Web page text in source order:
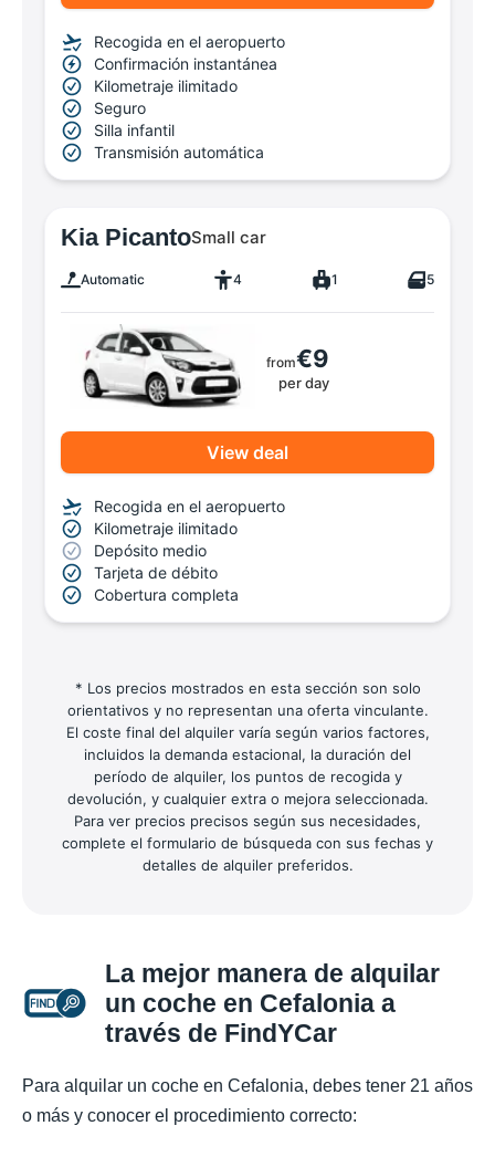
Recogida en el aeropuerto
Confirmación instantánea
Kilometraje ilimitado
Seguro
Silla infantil
Transmisión automática
Kia PicantoSmall car
Automatic 4 1 5
from€9
per day
View deal
Recogida en el aeropuerto
Kilometraje ilimitado
Depósito medio
Tarjeta de débito
Cobertura completa
* Los precios mostrados en esta sección son solo
orientativos y no representan una oferta vinculante.
El coste final del alquiler varía según varios factores,
incluidos la demanda estacional, la duración del
período de alquiler, los puntos de recogida y
devolución, y cualquier extra o mejora seleccionada.
Para ver precios precisos según sus necesidades,
complete el formulario de búsqueda con sus fechas y
detalles de alquiler preferidos.
La mejor manera de alquilar
un coche en Cefalonia a
través de FindYCar
Para alquilar un coche en Cefalonia, debes tener 21 años
o más y conocer el procedimiento correcto: